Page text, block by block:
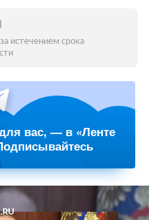
истечением срока
вас, — в «Ленте